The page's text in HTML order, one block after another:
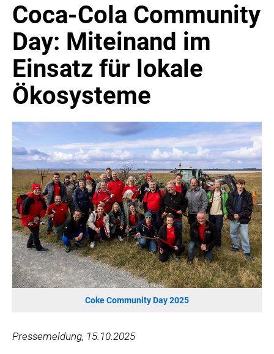
COCA-COLA
COCA-COLA HBC ÖSTERREICH
Nemiroff
Padre Azul
The Famous Grouse
Ron Barceló
Costa Coffee
Glendalough
Caffè Vergnano
Naked Malt
Finlandia
RÖMERQUELLE
ÖSTERREICHISCHE SPORTHILFE
KESCH
BARFLY'S CLUB
SPORTS MEDIA AUSTRIA
VIER HOCH VIER
Coca-Cola Community
Day: Miteinand im
Einsatz für lokale
Ökosysteme
Coke Community Day 2025
Pressemeldung, 15.10.2025